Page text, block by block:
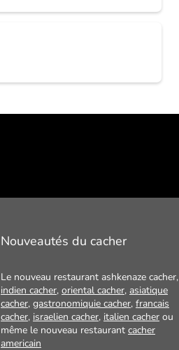
Nouveautés du cacher
Le nouveau restaurant ashkenaze cacher,
indien cacher, oriental cacher, asiatique
cacher, gastronomiquie cacher, francais
cacher, israelien cacher, italien cacher ou
même le nouveau restaurant cacher
americain